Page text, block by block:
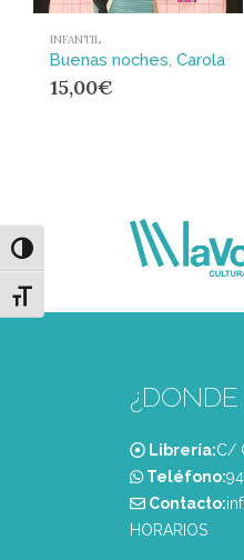
Alternar alto contraste
Alternar tamaño de letra
INFANTIL
Buenas noches, Carola
15,00€
Librería:C/
Teléfono:
Contacto:
HORARIOS